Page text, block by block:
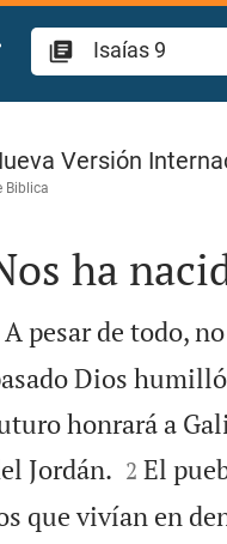
9
Versión
Biblica
ha
A pesar de todo,
Dios
honrará a
Jordán.
2 El
que vivían en